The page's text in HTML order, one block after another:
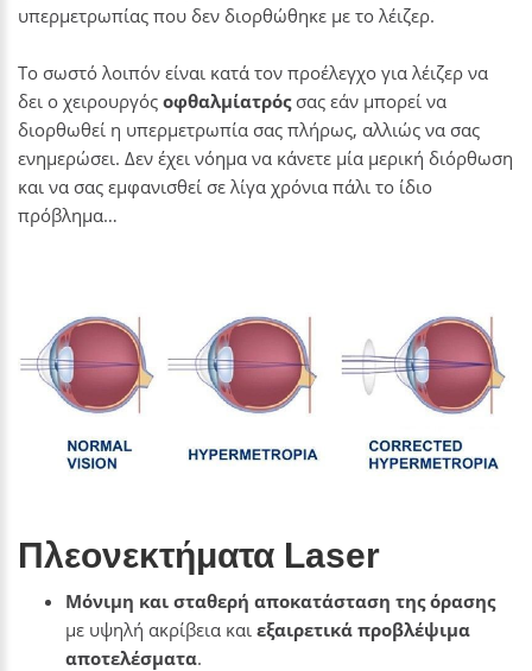
υπερμετρωπίας που δεν διορθώθηκε με το λέιζερ.
Το σωστό λοιπόν είναι κατά τον προέλεγχο για λέιζερ να
δει ο χειρουργός οφθαλμίατρόςσας εάν μπορεί να
διορθωθεί η υπερμετρωπία σας πλήρως, αλλιώς να σας
ενημερώσει. Δεν έχει νόημα να κάνετε μία μερική διόρθωση
και να σας εμφανισθεί σε λίγα χρόνια πάλι το ίδιο
πρόβλημα…
Πλεονεκτήματα Laser
Μόνιμη και σταθερή αποκατάσταση της όρασης
με υψηλή ακρίβεια και εξαιρετικά προβλέψιμα
αποτελέσματα.